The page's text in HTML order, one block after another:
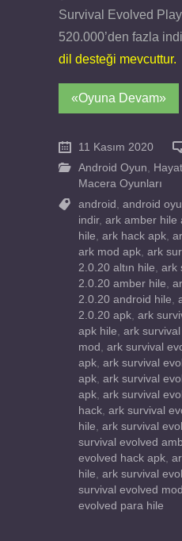
Survival Evolved Play
520.000’den fazla
dil desteği mevcuttur.
«Oyuna Devam»
11 Kasım 2020
Android Oyun
Macera Oyunları
android
android
indir, ark amber hile
hile ark hack apk
ark mod apk ark
2.0.20 altın hile ark
2.0.20 amber hile
2.0.20 android hile
2.0.20 apk ark
apk hile ark
mod
ark survival
apk ark survival
apk ark survival
apk ark survival
hack ark survival
hile ark survival
survival evolved
evolved hack apk
hile ark survival
survival evolved
evolved para hile